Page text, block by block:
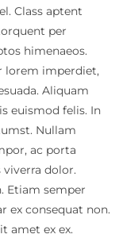
Class aptent
per
himenaeos.
lorem imperdiet,
Aliquam
euismod felis. In
Nullam
ac porta
dolor.
Etiam semper
ex consequat non.
amet ex ex.